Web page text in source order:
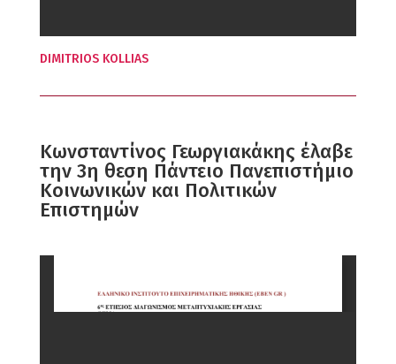
DIMITRIOS KOLLIAS
Κωνσταντίνος Γεωργιακάκης έλαβε
την 3η θεση Πάντειο Πανεπιστήμιο
Κοινωνικών και Πολιτικών
Επιστημών